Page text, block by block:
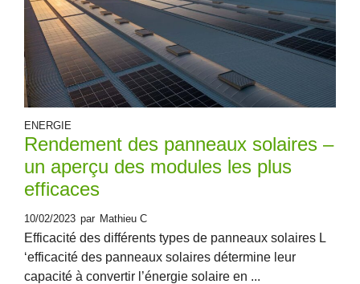
ENERGIE
Rendement des panneaux solaires –
un aperçu des modules les plus
efficaces
10/02/2023 par Mathieu C
Efficacité des différents types de panneaux solaires L
‘efficacité des panneaux solaires détermine leur
capacité à convertir l’énergie solaire en ...